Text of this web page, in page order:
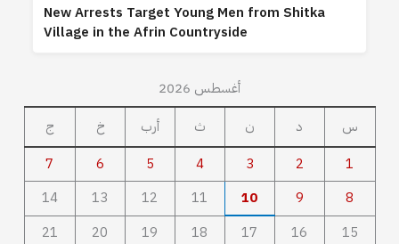
New Arrests Target Young Men from Shitka
Village in the Afrin Countryside
أغسطس 2026
س
د ن ث أرب خ
ج
1
2
3
4
5
6
7
8
9
10
11
12
13
14
15
16
17
18
19
20
21